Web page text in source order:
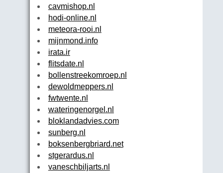
cavmishop.nl
hodi-online.nl
meteora-rooi.nl
mijnmond.info
irata.ir
flitsdate.nl
bollenstreekomroep.nl
dewoldmeppers.nl
fwtwente.nl
wateringenorgel.nl
bloklandadvies.com
sunberg.nl
boksenbergbriard.net
stgerardus.nl
vaneschbiljarts.nl